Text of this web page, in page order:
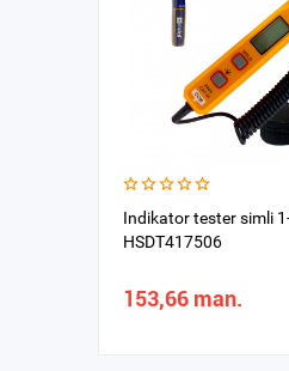
Indikator tester simli
HSDT417506
153,66 man.